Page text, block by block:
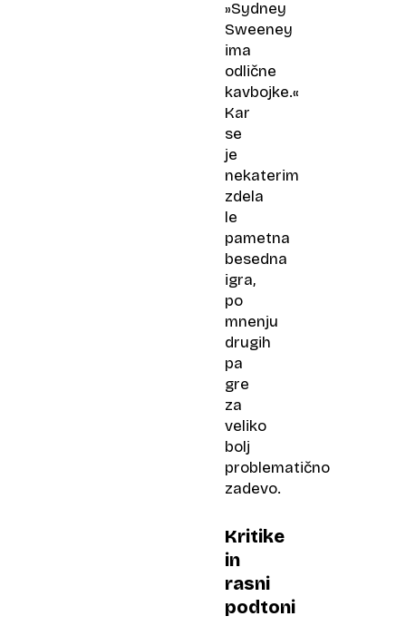
»Sydney
Sweeney
ima
odlične
kavbojke.«
Kar
se
je
nekaterim
zdela
le
pametna
besedna
igra,
po
mnenju
drugih
pa
gre
za
veliko
bolj
problematično
zadevo.
Kritike
in
rasni
podtoni